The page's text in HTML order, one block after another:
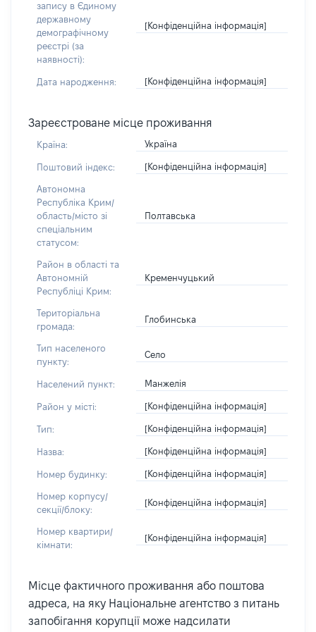
запису в Єдиному
державному
демографічному
реєстрі (за
наявності):
[Конфіденційна інформація]
Дата народження: [Конфіденційна інформація]
Зареєстроване місце проживання
Країна: Україна
Поштовий індекс: [Конфіденційна інформація]
Автономна
Республіка Крим/
область/місто зі
спеціальним
статусом:
Полтавська
Район в області та
Автономній
Республіці Крим:
Кременчуцький
Територіальна
громада:
Глобинська
Тип населеного
пункту:
Село
Населений пункт: Манжелія
Район у місті: [Конфіденційна інформація]
Тип: [Конфіденційна інформація]
Назва: [Конфіденційна інформація]
Номер будинку: [Конфіденційна інформація]
Номер корпусу/
секції/блоку:
[Конфіденційна інформація]
Номер квартири/
кімнати:
[Конфіденційна інформація]
Місце фактичного проживання або поштова
адреса, на яку Національне агентство з питань
запобігання корупції може надсилати